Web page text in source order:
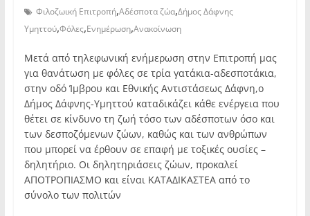
Φιλοζωική Επιτροπή,Αδέσποτα ζώα,Δήμος Δάφνης
Υμηττού,Φόλες,Ενημέρωση,Ανακοίνωση
Μετά από τηλεφωνική ενήμερωση στην Επιτροπή μας
για θανάτωση με φόλες σε τρία γατάκια-αδεσποτάκια,
στην οδό Ίμβρου και Εθνικής Αντιστάσεως Δάφνη,ο
Δήμος Δάφνης-Υμηττού καταδικάζει κάθε ενέργεια που
θέτει σε κίνδυνο τη ζωή τόσο των αδέσποτων όσο και
των δεσποζόμενων ζώων, καθώς και των ανθρώπων
που μπορεί να έρθουν σε επαφή με τοξικές ουσίες –
δηλητήριο. Οι δηλητηριάσεις ζώων, προκαλεί
ΑΠΟΤΡΟΠΙΑΣΜΟ και είναι ΚΑΤΑΔΙΚΑΣΤΕΑ από το
σύνολο των πολιτών